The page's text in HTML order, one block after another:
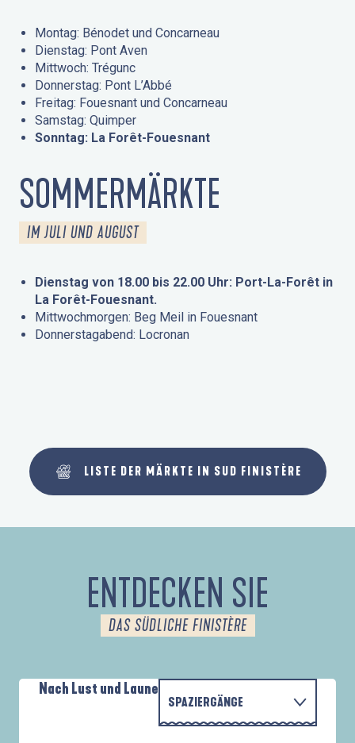
Montag: Bénodet und Concarneau
Dienstag: Pont Aven
Mittwoch: Trégunc
Donnerstag: Pont L’Abbé
Freitag: Fouesnant und Concarneau
Samstag: Quimper
Sonntag: La Forêt-Fouesnant
SOMMERMÄRKTE
IM JULI UND AUGUST
Dienstag von 18.00 bis 22.00 Uhr: Port-La-Forêt in
La Forêt-Fouesnant.
Mittwochmorgen: Beg Meil in Fouesnant
Donnerstagabend: Locronan
LISTE DER MÄRKTE IN SUD FINISTÈRE
ENTDECKEN SIE
DAS SÜDLICHE FINISTÈRE
Nach Lust und Laune
SPAZIERGÄNGE